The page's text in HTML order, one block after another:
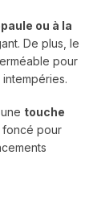
ou à la
De plus, le
pour
touche
foncé pour